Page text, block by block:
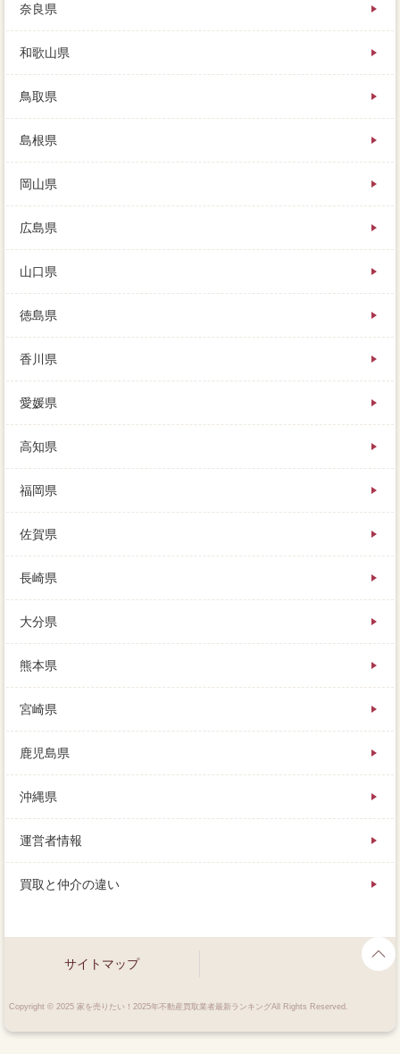
奈良県
和歌山県
鳥取県
島根県
岡山県
広島県
山口県
徳島県
香川県
愛媛県
高知県
福岡県
佐賀県
長崎県
大分県
熊本県
宮崎県
鹿児島県
沖縄県
運営者情報
買取と仲介の違い
サイトマップ
Copyright © 2025 家を売りたい！2025年不動産買取業者最新ランキングAll Rights Reserved.